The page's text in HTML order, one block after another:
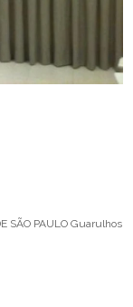
SÃO PAULO Guarulhos